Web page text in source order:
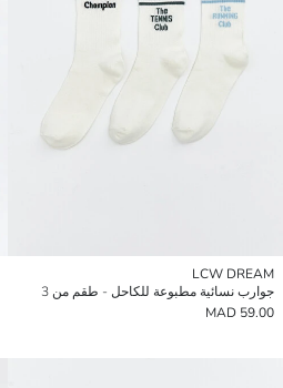
LCW DREAM
جوارب نسائية مطبوعة للكاحل - طقم من 3
59.00 MAD